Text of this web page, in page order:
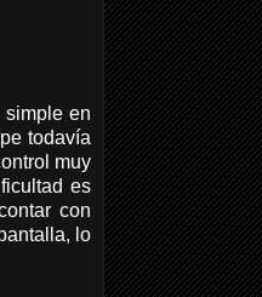
simple en
todavía
muy
es
con
lo